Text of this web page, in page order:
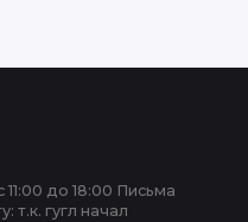
до 18:00 Письма
т.к. гугл начал